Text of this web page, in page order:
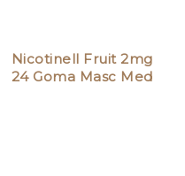
Nicotinell Fruit 2mg
24 Goma Masc Med